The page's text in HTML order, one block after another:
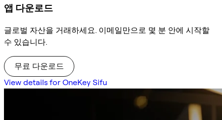
앱 다운로드
글로벌 자산을 거래하세요. 이메일만으로 몇 분 안에 시작할
수 있습니다.
무료 다운로드
View details for OneKey Sifu